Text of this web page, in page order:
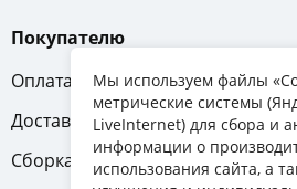
Покупателю
Оплата
Доставка
Сборка
Мы используем файлы
метрические системы
LiveInternet) для сбора и
информации о
использования сайта, а